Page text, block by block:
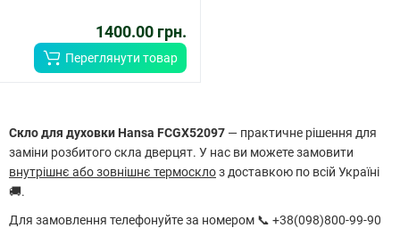
1400.00 грн.
Переглянути товар
Скло для духовки Hansa FCGX52097 — практичне рішення для
заміни розбитого скла дверцят. У нас ви можете замовити
внутрішнє або зовнішнє термосклоз доставкою по всій Україні
🚚.
Для замовлення телефонуйте за номером 📞 +38(098)800-99-90